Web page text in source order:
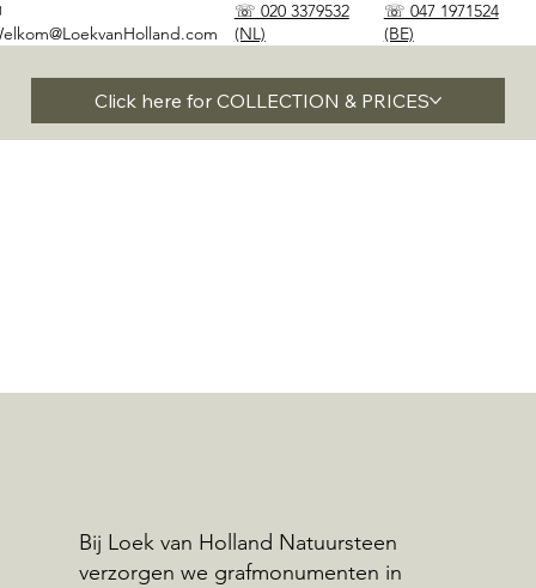
☏ 020 3379532
(NL)
☏ 047 1971524
(BE)
Click here for COLLECTION & PRICES
Bij Loek van Holland Natuursteen
verzorgen we grafmonumenten in